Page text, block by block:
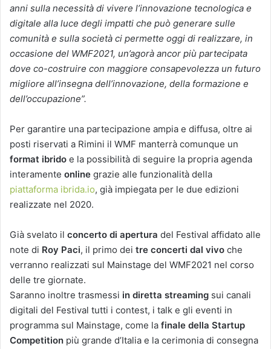
anni sulla necessità di vivere l’innovazione tecnologica e
digitale alla luce degli impatti che può generare sulle
comunità e sulla società ci permette oggi di realizzare, in
occasione del WMF2021, un’agorà ancor più partecipata
dove co-costruire con maggiore consapevolezza un futuro
migliore all’insegna dell’innovazione, della formazione e
dell’occupazione”.
Per garantire una partecipazione ampia e diffusa, oltre ai
posti riservati a Rimini il WMF manterrà comunque un
format ibrido e la possibilità di seguire la propria agenda
interamente online grazie alle funzionalità della
piattaforma ibrida.io, già impiegata per le due edizioni
realizzate nel 2020.
Già svelato il concerto di apertura del Festival affidato alle
note di Roy Paci, il primo dei tre concerti dal vivo che
verranno realizzati sul Mainstage del WMF2021 nel corso
delle tre giornate.
Saranno inoltre trasmessi in diretta streaming sui canali
digitali del Festival tutti i contest, i talk e gli eventi in
programma sul Mainstage, come la finale della Startup
Competition più grande d’Italia e la cerimonia di consegna